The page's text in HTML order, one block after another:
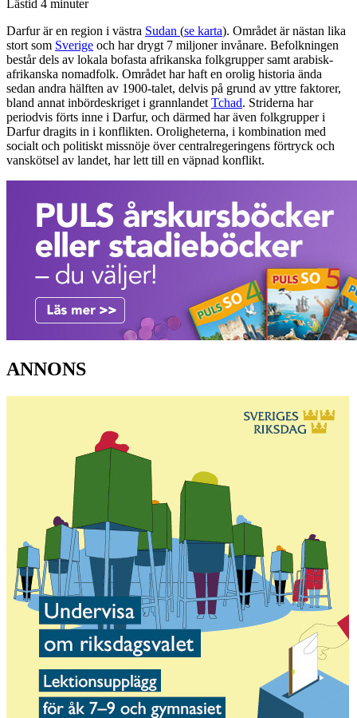
Lästid 4 minuter
Darfur är en region i västra Sudan (se karta). Området är nästan lika
stort som Sverige och har drygt 7 miljoner invånare. Befolkningen
består dels av lokala bofasta afrikanska folkgrupper samt arabisk-
afrikanska nomadfolk. Området har haft en orolig historia ända
sedan andra hälften av 1900-talet, delvis på grund av yttre faktorer,
bland annat inbördeskriget i grannlandet Tchad. Striderna har
periodvis förts inne i Darfur, och därmed har även folkgrupper i
Darfur dragits in i konflikten. Oroligheterna, i kombination med
socialt och politiskt missnöje över centralregeringens förtryck och
vanskötsel av landet, har lett till en väpnad konflikt.
ANNONS